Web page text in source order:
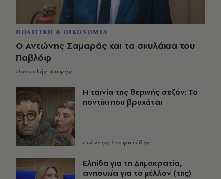
ΠΟΛΙΤΙΚΗ & ΟΙΚΟΝΟΜΙΑ
Ο Αντώνης Σαμαράς και τα σκυλάκια του
Παβλόφ
Παντελής Καψής
Η ταινία της θερινής σεζόν: Το
ποντίκι που βρυχάται
Γιάννης Στεφανίδης
Ελπίδα για τη Δημοκρατία,
ανησυχία για το μέλλον (της)